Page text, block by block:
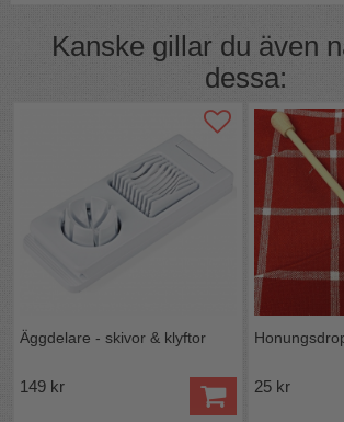
Kanske gillar du även
dessa:
Äggdelare - skivor & klyftor
149 kr 25 kr